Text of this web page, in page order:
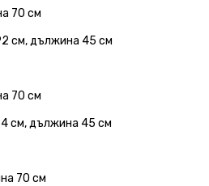
70 см
см, дължина 45 см
70 см
см, дължина 45 см
70 см